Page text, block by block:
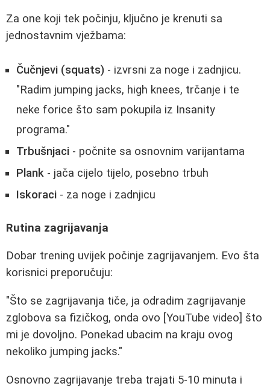
Za one koji tek počinju, ključno je krenuti sa
jednostavnim vježbama:
Čučnjevi (squats) - izvrsni za noge i zadnjicu.
"Radim jumping jacks, high knees, trčanje i te
neke forice što sam pokupila iz Insanity
programa."
Trbušnjaci - počnite sa osnovnim varijantama
Plank - jača cijelo tijelo, posebno trbuh
Iskoraci - za noge i zadnjicu
Rutina zagrijavanja
Dobar trening uvijek počinje zagrijavanjem. Evo šta
korisnici preporučuju:
"Što se zagrijavanja tiče, ja odradim zagrijavanje
zglobova sa fizičkog, onda ovo [YouTube video] što
mi je dovoljno. Ponekad ubacim na kraju ovog
nekoliko jumping jacks."
Osnovno zagrijavanje treba trajati 5-10 minuta i